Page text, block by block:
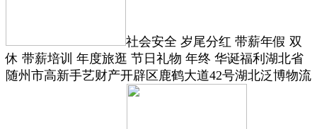
社会安全 岁尾分红 带薪年假 双
休 带薪培训 年度旅逛 节日礼物 年终 华诞福利湖北省
随州市高新手艺财产开辟区鹿鹤大道42号湖北泛博物流